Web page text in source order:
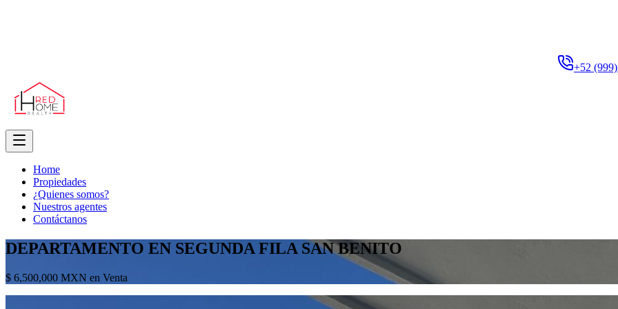
+52
Home
Propiedades
¿Quienes somos?
Nuestros agentes
Contáctanos
DEPARTAMENTO EN SEGUNDA FILA SAN BENITO
$ 6,500,000 MXN en Venta